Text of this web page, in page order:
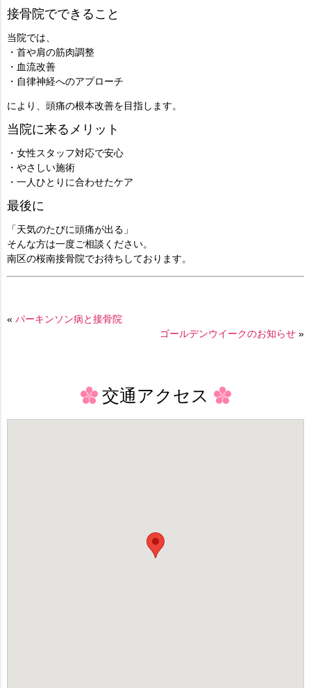
接骨院でできること
当院では、
・首や肩の筋肉調整
・血流改善
・自律神経へのアプローチ
により、頭痛の根本改善を目指します。
当院に来るメリット
・女性スタッフ対応で安心
・やさしい施術
・一人ひとりに合わせたケア
最後に
「天気のたびに頭痛が出る」
そんな方は一度ご相談ください。
南区の桜南接骨院でお待ちしております。
« パーキンソン病と接骨院
ゴールデンウイークのお知らせ »
交通アクセス